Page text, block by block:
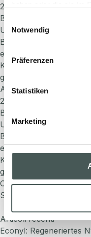
Einwilligungsauswahl
Notwendig
Präferenzen
Statistiken
Marketing
23/04/2024
By
Unsere
Bereiche konzipiert
einfache
Kreationen gehen über
garantieren ein hohes
Athens
23/04/2024
By
Unsere
Bereiche konzipiert
einfache
Kreationen gehen über
garantieren ein hohes
Posts
navigation
Older posts
Search
Articoli recenti
Econyl: Regeneriertes